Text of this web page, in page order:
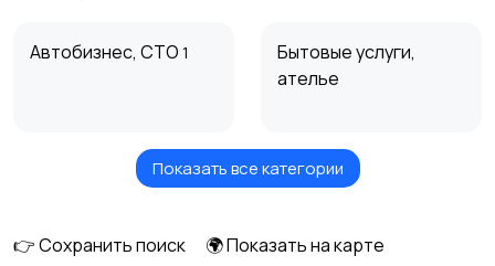
Автобизнес, СТО 1
Бытовые услуги,
ателье
Высший менеджмент Госслужба
Показать все категории
👉 Сохранить поиск
🌍 Показать на карте